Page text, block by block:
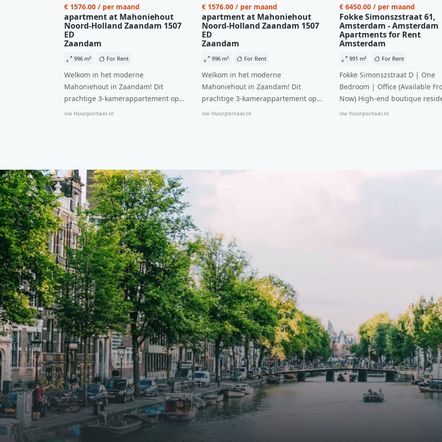
€ 1576.00 / per maand
apartment at Mahoniehout
Noord-Holland Zaandam 1507
ED
Zaandam
996 m² For Rent
Welkom in het moderne
Mahoniehout in Zaandam! Dit
prachtige 3-kamerappartement op
de 6e verdieping biedt een ideale
van €107,50 per maand is dit een
geweldige kans voor professionals
die op zoek zijn naar een woning die
direct beschikbaar is vanaf 1 april
2026. Bij binnenkomst word je
verwelkomd in een ruime
woonkamer met open keuken,
samen goed voor 44 m² aan
leefruimte. De lichte woonkamer
biedt genoeg ruimte voor een
gezellige zithoek én een stijlvolle
eethoek. De keuken is van alle
gemakken voorzien, perfect voor het
bereiden van heerlijke maaltijden.
Vanuit de woonkamer stap je zo het
balkon op, waar je kunt genieten
van een prachtig uitzicht en een
moment van rust. De woning
beschikt over twee comfortabele
slaapkamers van respectievelijk 12,1
m² en 8 m². Beide kamers bieden tal
van mogelijkheden, zoals een fijne
werkplek, een logeerkamer of een
via Huurportaal.nl
€ 1576.00 / per maand
apartment at Mahoniehout
Noord-Holland Zaandam 1507
ED
Zaandam
996 m² For Rent
Welkom in het moderne
Mahoniehout in Zaandam! Dit
prachtige 3-kamerappartement op
de 6e verdieping biedt een ideale
van €107,50 per maand is dit een
woonkamer met open keuken,
samen goed voor 44 m² aan
leefruimte. De lichte woonkamer
biedt genoeg ruimte voor een
gezellige zithoek én een stijlvolle
eethoek. De keuken is van alle
gemakken voorzien, perfect voor het
bereiden van heerlijke maaltijden.
Vanuit de woonkamer stap je zo het
balkon op, waar je kunt genieten
van een prachtig uitzicht en een
moment van rust. De woning
beschikt over twee comfortabele
slaapkamers van respectievelijk 12,1
m² en 8 m². Beide kamers bieden tal
van mogelijkheden, zoals een fijne
werkplek, een logeerkamer of een
via Huurportaal.nl
€ 6450.00 / per maand
Fokke Simonszstraat 61,
Amsterdam - Amsterdam
Apartments for Rent
Amsterdam
991 m² For Rent
Fokke Simonszstraat D | One
Bedroom | Office (Available
Now) High-end boutique
complex in De Pijp feautring an
storage and secure bicycle
with an elegant lobby with an
elevator and green communal
spaces.The building
solar panels to generate
supply. The windows have
control glazing, and the
have climate control driven by
thermal energy storage
Underfloor heating and
via Huurportaal.nl